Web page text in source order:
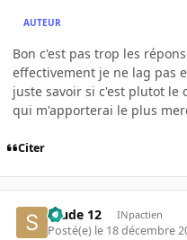
AUTEUR
Bon c'est pas trop les
effectivement je ne lag pas
juste savoir si c'est plutot le
qui m'apporterai le plus
Citer
Stude 12 INpactien
Posté(e) le 18 décembre